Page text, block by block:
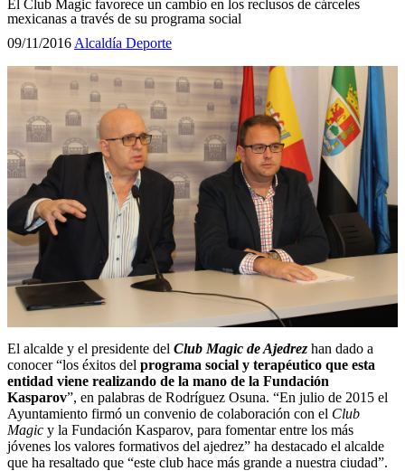
El Club Magic favorece un cambio en los reclusos de cárceles
mexicanas a través de su programa social
09/11/2016Alcaldía Deporte
El alcalde y el presidente del Club Magic de Ajedrez han dado a
conocer “los éxitos del programa social y terapéutico que esta
entidad viene realizando de la mano de la Fundación
Kasparov”, en palabras de Rodríguez Osuna. “En julio de 2015 el
Ayuntamiento firmó un convenio de colaboración con el Club
Magic y la Fundación Kasparov, para fomentar entre los más
jóvenes los valores formativos del ajedrez” ha destacado el alcalde
que ha resaltado que “este club hace más grande a nuestra ciudad”.